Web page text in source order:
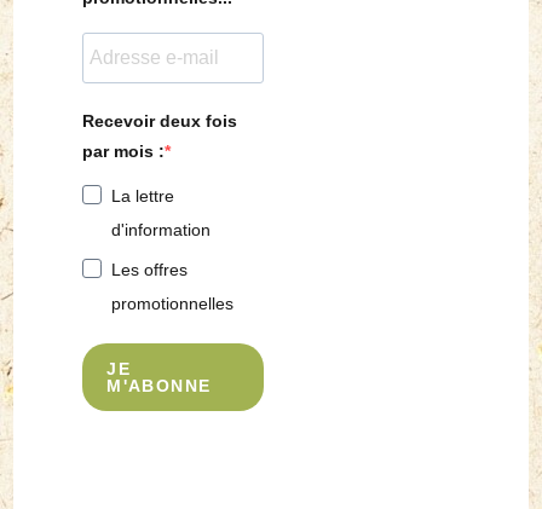
Recevoir deux fois
par mois :
La lettre
d'information
Les offres
promotionnelles
JE
M'ABONNE